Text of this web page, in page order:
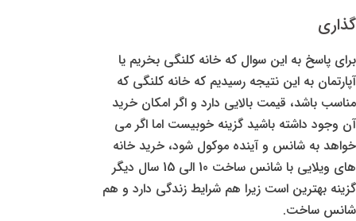
گذاری
برای پاسخ به این سوال که خانه کلنگی بخریم یا
آپارتمان به این نتیجه رسیدیم که خانه کلنگی که
مناسب باشد، قیمت بالایی دارد و اگر امکان خرید
آن وجود داشته باشید گزینه خوبیست اما اگر می
خواهد به شانس و آینده موکول شود، خرید خانه
های ویلایی با شانس ساخت 10 الی 15 سال دیگر
گزینه بهترین است زیرا هم شرایط زندگی دارد و هم
شانس ساخت.